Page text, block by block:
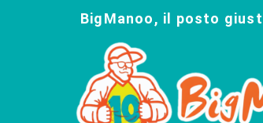
BigManoo, il posto